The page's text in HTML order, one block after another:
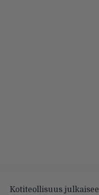
Kotiteollisuus julkaisee